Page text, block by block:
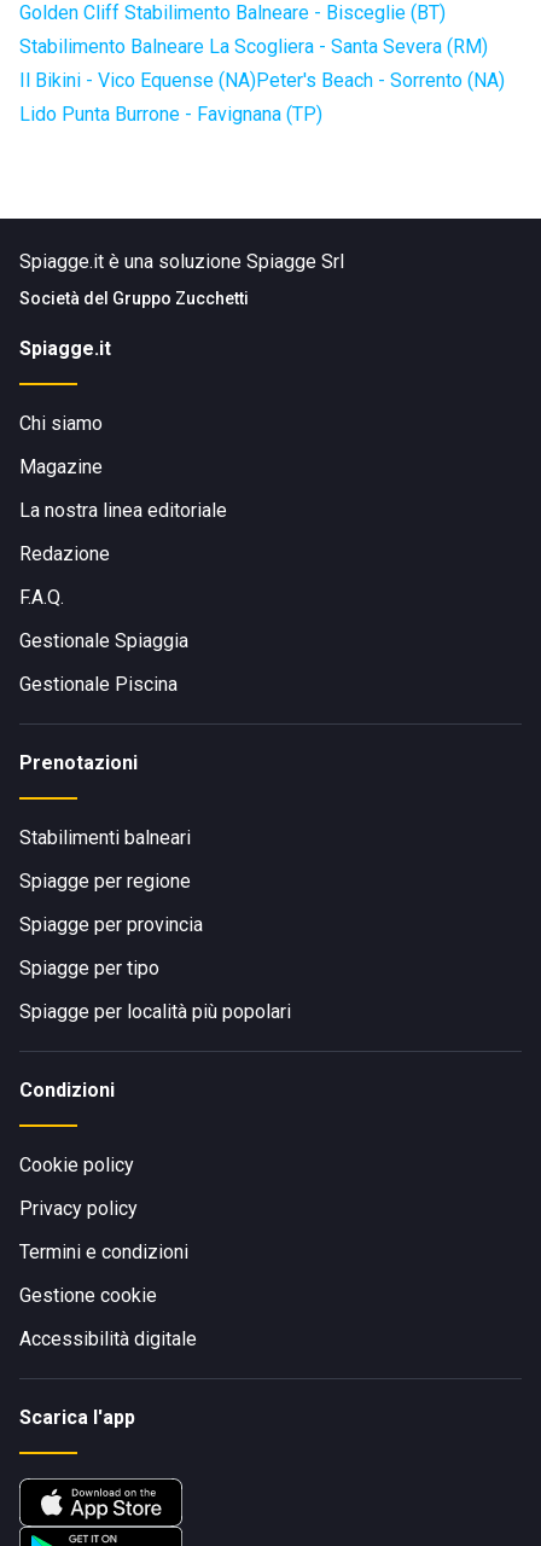
Golden Cliff Stabilimento Balneare - Bisceglie (BT)
Stabilimento Balneare La Scogliera - Santa Severa (RM)
Il Bikini - Vico Equense (NA)Peter's Beach - Sorrento (NA)
Lido Punta Burrone - Favignana (TP)
Spiagge.it è una soluzione Spiagge Srl
Società del Gruppo Zucchetti
Spiagge.it
Chi siamo
Magazine
La nostra linea editoriale
Redazione
F.A.Q.
Gestionale Spiaggia
Gestionale Piscina
Prenotazioni
Stabilimenti balneari
Spiagge per regione
Spiagge per provincia
Spiagge per tipo
Spiagge per località più popolari
Condizioni
Cookie policy
Privacy policy
Termini e condizioni
Gestione cookie
Accessibilità digitale
Scarica l'app